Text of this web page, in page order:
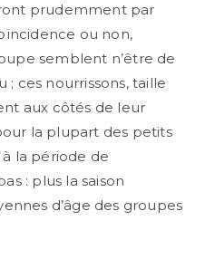
prudemment par
ou non,
semblent n’être de
ces nourrissons, taille
aux côtés de leur
la plupart des petits
la période de
: plus la saison
d’âge des groupes